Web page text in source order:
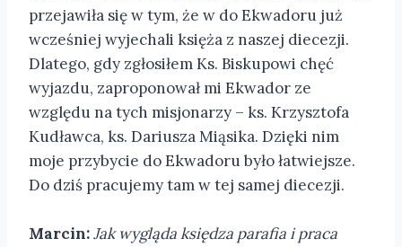
przejawiła się w tym, że w do Ekwadoru już
wcześniej wyjechali księża z naszej diecezji.
Dlatego, gdy zgłosiłem Ks. Biskupowi chęć
wyjazdu, zaproponował mi Ekwador ze
względu na tych misjonarzy – ks. Krzysztofa
Kudławca, ks. Dariusza Miąsika. Dzięki nim
moje przybycie do Ekwadoru było łatwiejsze.
Do dziś pracujemy tam w tej samej diecezji.
Marcin:Jak wygląda księdza parafia i praca